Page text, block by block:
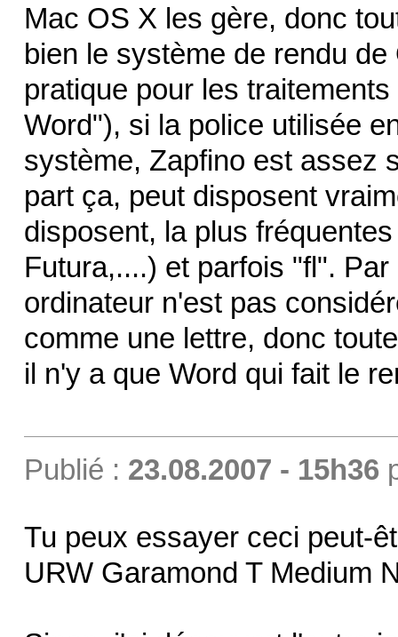
Mac OS X les gère, donc
bien le système de rendu
pratique pour les
Word"), si la police utilisée
système, Zapfino est assez
part ça, peut disposent
disposent, la plus
Futura,....) et parfois "fl".
ordinateur n'est pas
comme une lettre, donc
il n'y a que Word qui fait le
Publié : 23.08.2007 - 15h36
Tu peux essayer ceci peut-
URW Garamond T Medium